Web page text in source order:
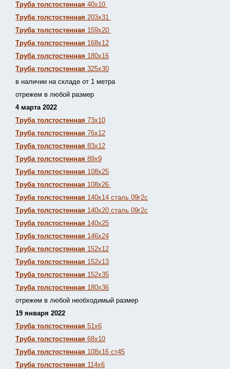
Труба толстостенная 40х10
Труба толстостенная 203х31
Труба толстостенная 159х20
Труба толстостенная 168х12
Труба толстостенная 180х16
Труба толстостенная 325х30
в наличии на складе от 1 метра
отрежем в любой размер
4 марта 2022
Труба толстостенная 73х10
Труба толстостенная 76х12
Труба толстостенная 83х12
Труба толстостенная 89х9
Труба толстостенная 108х25
Труба толстостенная 108х26
Труба толстостенная 140х14 сталь 09г2с
Труба толстостенная 140х20 сталь 09г2с
Труба толстостенная 140х25
Труба толстостенная 146х24
Труба толстостенная 152х12
Труба толстостенная 152х13
Труба толстостенная 152х35
Труба толстостенная 180х36
отрежем в любой необходимый размер
19 января 2022
Труба толстостенная 51х6
Труба толстостенная 68х10
Труба толстостенная 108х16 ст45
Труба толстостенная 114х6